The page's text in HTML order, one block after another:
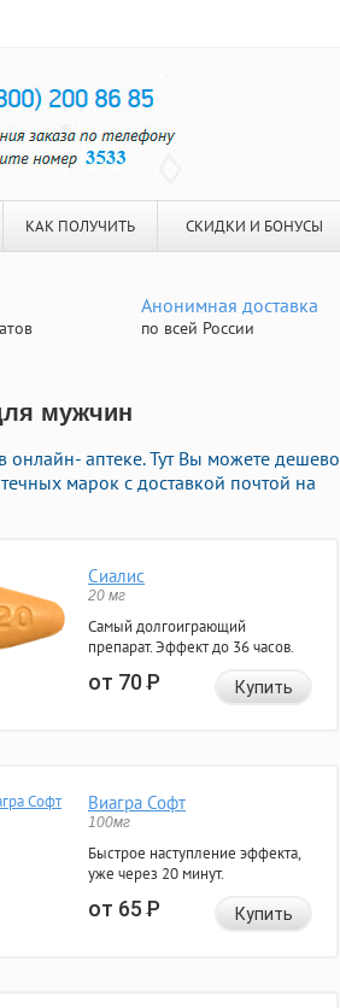
КАК ПОЛУЧИТЬ СКИДКИ И БОНУСЫ
Анонимная доставка
по всей России
мужчин
аптеке. Тут Вы можете дешево
марок с доставкой почтой на
Сиалис
20 мг
Самый долгоиграющий
препарат. Эффект до 36 часов.
от 70Р Купить
Виагра Софт
100мг
Быстрое наступление эффекта,
уже через 20 минут.
от 65Р Купить